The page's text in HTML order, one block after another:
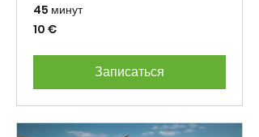
45 минут
10
eurot
10 €
Записаться